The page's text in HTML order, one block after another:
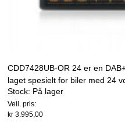
CDD7428UB-OR 24 er en
laget spesielt for biler med 24
Stock: På lager
Veil. pris:
kr 3.995,00